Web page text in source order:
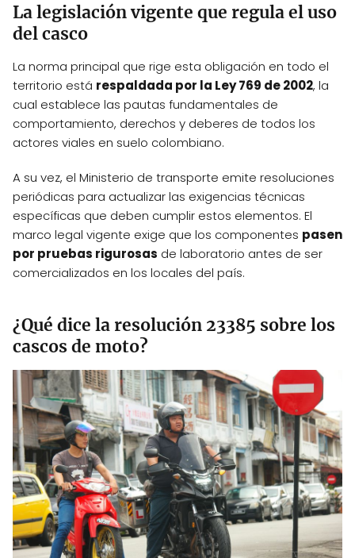
La legislación vigente que regula el uso
del casco
La norma principal que rige esta obligación en todo el
territorio está respaldada por la Ley 769 de 2002, la
cual establece las pautas fundamentales de
comportamiento, derechos y deberes de todos los
actores viales en suelo colombiano.
A su vez, el Ministerio de transporte emite resoluciones
periódicas para actualizar las exigencias técnicas
específicas que deben cumplir estos elementos. El
marco legal vigente exige que los componentes pasen
por pruebas rigurosas de laboratorio antes de ser
comercializados en los locales del país.
¿Qué dice la resolución 23385 sobre los
cascos de moto?